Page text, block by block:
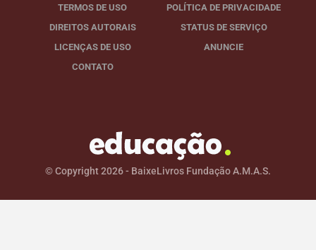
TERMOS DE USO
POLÍTICA DE PRIVACIDADE
DIREITOS AUTORAIS
STATUS DE SERVIÇO
LICENÇAS DE USO
ANUNCIE
CONTATO
© Copyright 2026 - BaixeLivros Fundação A.M.A.S.